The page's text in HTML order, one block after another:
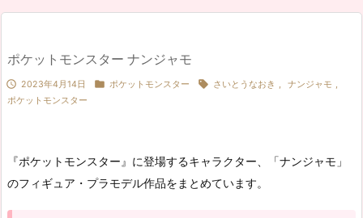
ポケットモンスター ナンジャモ
 2023年4月14日  ポケットモンスター  さいとうなおき , ナンジャモ ,
ポケットモンスター
『ポケットモンスター』に登場するキャラクター、「ナンジャモ」
のフィギュア・プラモデル作品をまとめています。